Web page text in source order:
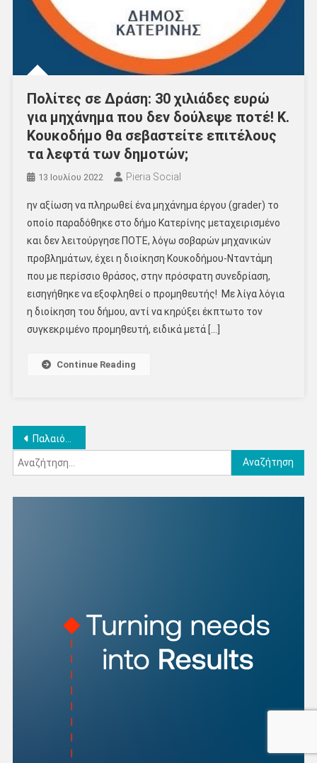
Πολίτες σε Δράση: 30 χιλιάδες ευρώ
για μηχάνημα που δεν δούλεψε ποτέ! Κ.
Κουκοδήμο θα σεβαστείτε επιτέλους
τα λεφτά των δημοτών;
13 Ιουλίου 2022 Pieria Social
ην αξίωση να πληρωθεί ένα μηχάνημα έργου (grader) το
οποίο παραδόθηκε στο δήμο Κατερίνης μεταχειρισμένο
και δεν λειτούργησε ΠΟΤΕ, λόγω σοβαρών μηχανικών
προβλημάτων, έχει η διοίκηση Κουκοδήμου-Νταντάμη
που με περίσσιο θράσος, στην πρόσφατη συνεδρίαση,
εισηγήθηκε να εξοφληθεί ο προμηθευτής! Με λίγα λόγια
η διοίκηση του δήμου, αντί να κηρύξει έκπτωτο τον
συγκεκριμένο προμηθευτή, ειδικά μετά […]
Continue Reading
Πλοήγηση
άρθρων
Παλαιότερα άρθρα
Αναζήτηση
για: